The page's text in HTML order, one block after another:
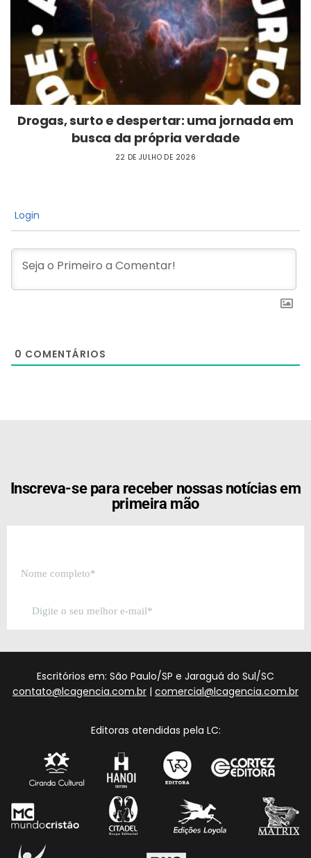
Drogas, surto e despertar: uma jornada em
busca da própria verdade
22 DE JULHO DE 2026
Login
0 COMENTÁRIOS
Inscreva-se para receber nossas notícias em
primeira mão
Escritórios em: São Paulo/SP e Jaraguá do Sul/SC
contato@lcagencia.com.br | comercial@lcagencia.com.br
Editoras atendidas pela LC: